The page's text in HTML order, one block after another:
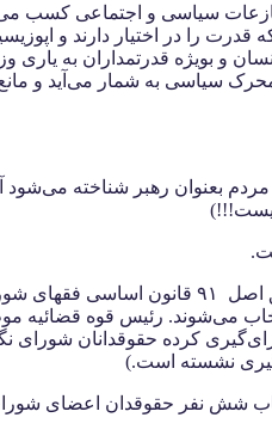
سیاسی و اجتماعی کسب
قدرت را در اختیار دارند و
و بویژه قدرتمداران به یاری
محرک سیاسی به شمار می‌آید و
بعنوان رهبر شناخته می‌شود
، شورای نگهبان دارای ۱۲ عضو می‌باشد که این تعداد متشکل از ۶
می‌شوند. رئیس قوه قضائیه
کرده حقوقدانان شورای
شش نفر حقوقدان اعضای